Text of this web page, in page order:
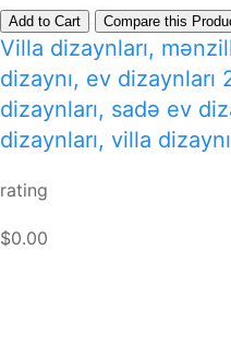
Add to Cart Compare this
Villa dizaynları,
dizaynı, ev dizaynları
dizaynları, sadə ev
dizaynları, villa dizaynı
rating
$0.00